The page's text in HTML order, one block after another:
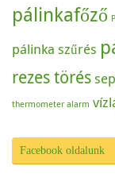
pálinkafőző
pálinka szűrés
rezes törés
thermometer alarm
Facebook oldalunk